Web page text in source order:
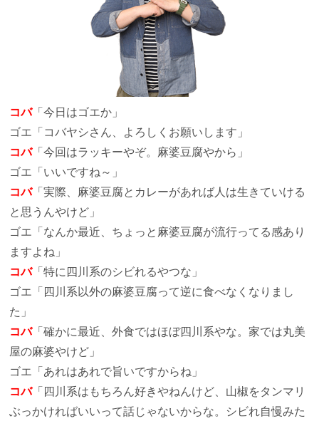
コバ「今日はゴエか」
ゴエ 「コバヤシさん、よろしくお願いします」
コバ「今回はラッキーやぞ。麻婆豆腐やから」
ゴエ 「いいですね～」
コバ「実際、麻婆豆腐とカレーがあれば人は生きていける
と思うんやけど」
ゴエ 「なんか最近、ちょっと麻婆豆腐が流行ってる感あり
ますよね」
コバ「特に四川系のシビれるやつな」
ゴエ 「四川系以外の麻婆豆腐って逆に食べなくなりまし
た」
コバ「確かに最近、外食ではほぼ四川系やな。家では丸美
屋の麻婆やけど」
ゴエ 「あれはあれで旨いですからね」
コバ「四川系はもちろん好きやねんけど、山椒をタンマリ
ぶっかければいいって話じゃないからな。シビれ自慢みた